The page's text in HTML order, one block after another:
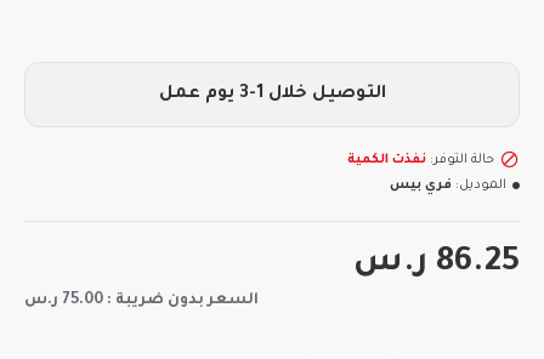
86.25 ر.س
السعر بدون ضريبة : 75.00 ر.س
حالة التوفر: نفذت الكمية
الموديل: فري بيس
التوصيل خلال 1-3 يوم عمل